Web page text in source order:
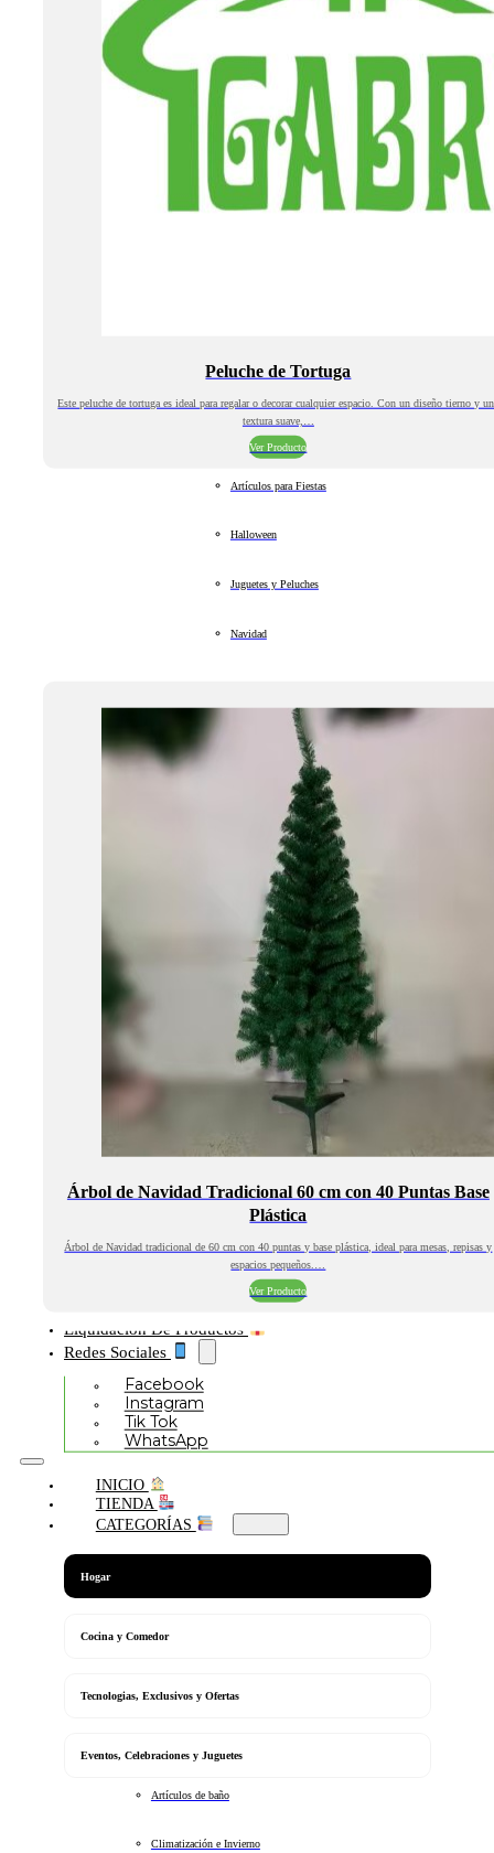
Peluche de Tortuga
Este peluche de tortuga es ideal para regalar o decorar cualquier espacio. Con un diseño tierno y
textura suave,…
Ver Producto
Artículos para Fiestas
Halloween
Juguetes y Peluches
Navidad
Árbol de Navidad Tradicional 60 cm con 40 Puntas Base
Plástica
Árbol de Navidad tradicional de 60 cm con 40 puntas y base plástica, ideal para mesas, repisas y
espacios pequeños.…
Ver Producto
Liquidación De Productos
Redes Sociales
Facebook
Instagram
Tik Tok
WhatsApp
INICIO
TIENDA
CATEGORÍAS
Hogar
Cocina y Comedor
Tecnologias, Exclusivos y Ofertas
Eventos, Celebraciones y Juguetes
Artículos de baño
Climatización e Invierno